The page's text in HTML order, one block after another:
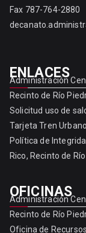
Fax 787-764-2880
ENLACES
Administración
Recinto de Río
Solicitud uso de
Tarjeta Tren Urbano
Política de
Rico, Recinto de
OFICINAS
Administración
Recinto de Río
Oficina de